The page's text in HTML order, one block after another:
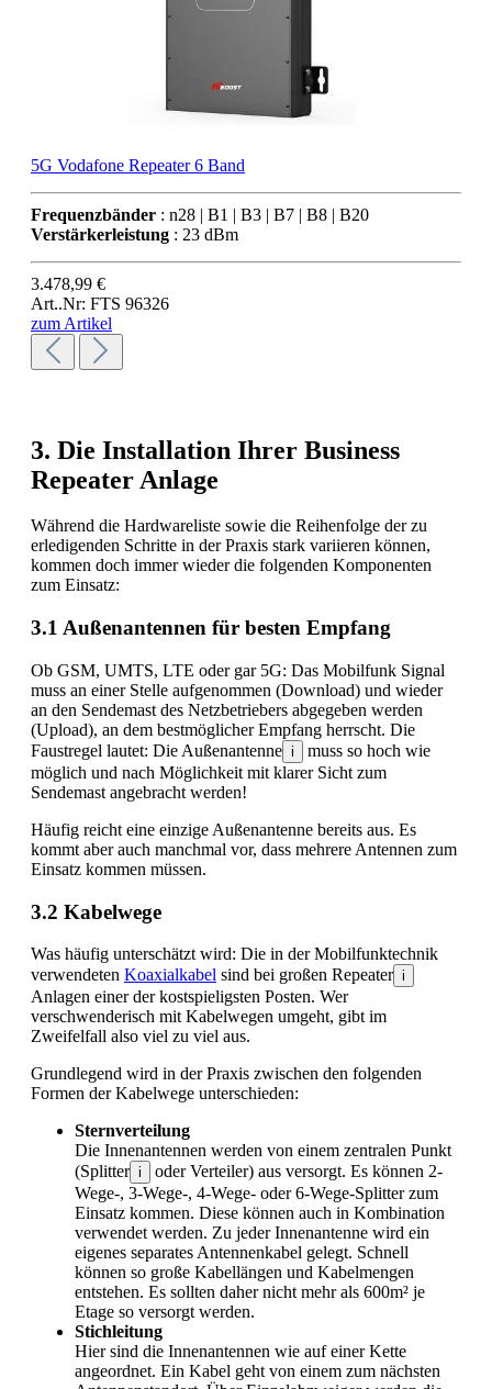
5G Vodafone Repeater 6 Band
Frequenzbänder : n28 | B1 | B3 | B7 | B8 | B20
Verstärkerleistung : 23 dBm
3.478,99 €
Art..Nr: FTS 96326
zum Artikel
3. Die Installation Ihrer Business
Repeater Anlage
Während die Hardwareliste sowie die Reihenfolge der zu
erledigenden Schritte in der Praxis stark variieren können,
kommen doch immer wieder die folgenden Komponenten
zum Einsatz:
3.1 Außenantennen für besten Empfang
Ob GSM, UMTS, LTE oder gar 5G: Das Mobilfunk Signal
muss an einer Stelle aufgenommen (Download) und wieder
an den Sendemast des Netzbetriebers abgegeben werden
(Upload), an dem bestmöglicher Empfang herrscht. Die
Faustregel lautet: Die Außenantenne i
muss so hoch wie
möglich und nach Möglichkeit mit klarer Sicht zum
Sendemast angebracht werden!
Häufig reicht eine einzige Außenantenne bereits aus. Es
kommt aber auch manchmal vor, dass mehrere Antennen zum
Einsatz kommen müssen.
3.2 Kabelwege
Was häufig unterschätzt wird: Die in der Mobilfunktechnik
verwendeten Koaxialkabel sind bei großen Repeater i
Anlagen einer der kostspieligsten Posten. Wer
verschwenderisch mit Kabelwegen umgeht, gibt im
Zweifelfall also viel zu viel aus.
Grundlegend wird in der Praxis zwischen den folgenden
Formen der Kabelwege unterschieden:
Sternverteilung
Die Innenantennen werden von einem zentralen Punkt
(Splitter i
oder Verteiler) aus versorgt. Es können 2-
Wege-, 3-Wege-, 4-Wege- oder 6-Wege-Splitter zum
Einsatz kommen. Diese können auch in Kombination
verwendet werden. Zu jeder Innenantenne wird ein
eigenes separates Antennenkabel gelegt. Schnell
können so große Kabellängen und Kabelmengen
entstehen. Es sollten daher nicht mehr als 600m² je
Etage so versorgt werden.
Stichleitung
Hier sind die Innenantennen wie auf einer Kette
angeordnet. Ein Kabel geht von einem zum nächsten